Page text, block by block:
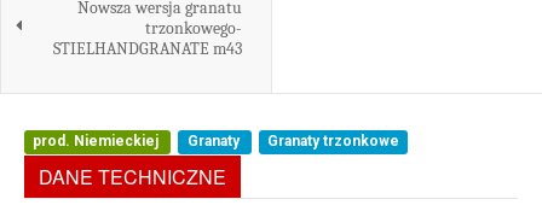
Nowsza wersja granatu
trzonkowego-
STIELHANDGRANATE m43
prod. Niemieckiej Granaty Granaty trzonkowe
DANE TECHNICZNE